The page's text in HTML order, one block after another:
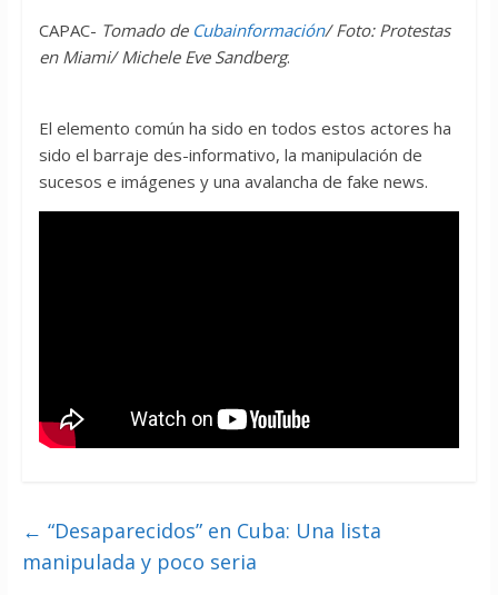
CAPAC- Tomado de Cubainformación/ Foto: Protestas
en Miami/ Michele Eve Sandberg.
El elemento común ha sido en todos estos actores ha
sido el barraje des-informativo, la manipulación de
sucesos e imágenes y una avalancha de fake news.
← “Desaparecidos” en Cuba: Una lista
manipulada y poco seria